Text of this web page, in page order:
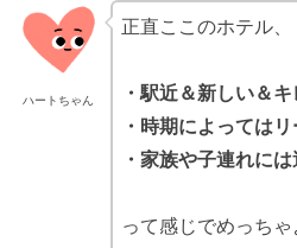
ハートちゃん
正直ここのホテル、
・駅近＆新しい＆キ
・時期によってはリ
・家族や子連れに
って感じでめっち